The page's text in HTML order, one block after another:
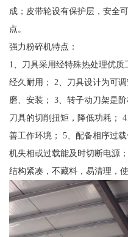
成；皮带轮设有保护层，安全
点。
强力粉碎机特点：
1、刀具采用经特殊热处理优质
经久耐用； 2、刀具设计为可
磨、安装； 3、转子动刀架是
刀具的切削扭矩，降低功耗；
善工作环境； 5、配备相序过
机失相或过载能及时切断电源
结构紧凑，不藏料，易清理，使